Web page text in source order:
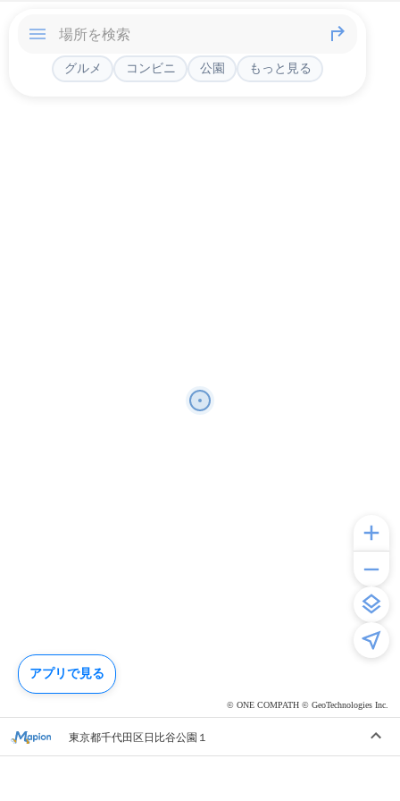
© ONE COMPATH © GeoTechnologies Inc.
グルメ コンビニ 公園 もっと見る
東京都千代田区日比谷公園１
アプリで見る